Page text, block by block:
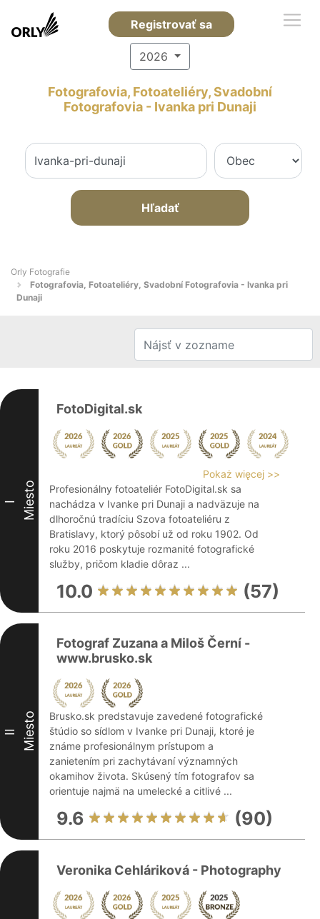
Registrovať sa
2026
Fotografovia, Fotoateliéry, Svadobní
Fotografovia - Ivanka pri Dunaji
Hľadať
Orly Fotografie
Fotografovia, Fotoateliéry, Svadobní Fotografovia - Ivanka pri
Dunaji
I Miesto
FotoDigital.sk
Pokaż więcej >>
Profesionálny fotoateliér FotoDigital.sk sa
nachádza v Ivanke pri Dunaji a nadväzuje na
dlhoročnú tradíciu Szova fotoateliéru z
Bratislavy, ktorý pôsobí už od roku 1902. Od
roku 2016 poskytuje rozmanité fotografické
služby, pričom kladie dôraz ...
10.0 (57)
II Miesto
Fotograf Zuzana a Miloš Černí -
www.brusko.sk
Brusko.sk predstavuje zavedené fotografické
štúdio so sídlom v Ivanke pri Dunaji, ktoré je
známe profesionálnym prístupom a
zanietením pri zachytávaní významných
okamihov života. Skúsený tím fotografov sa
orientuje najmä na umelecké a citlivé ...
9.6 (90)
Veronika Cehláriková - Photography